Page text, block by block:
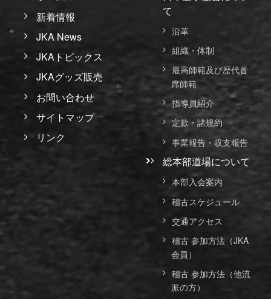
新着情報
JKA News
JKAトピックス
JKAグッズ販売
お問い合わせ
サイトマップ
リンク
て
沿革
組織・体制
最高師範及び歴代首
席師範
指導員紹介
定款・諸規約
事業報告・収支報告
総本部道場について
本部入会案内
稽古スケジュール
交通アクセス
稽古 参加方法（JKA
会員）
稽古 参加方法（他流
派の方）